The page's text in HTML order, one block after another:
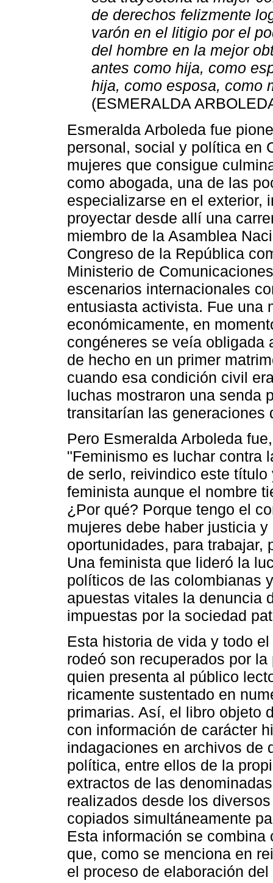
de derechos felizmente
varón en el litigio por el
del hombre en la mejor
antes como hija, como
hija, como esposa, como
(ESMERALDA
Esmeralda Arboleda fue
personal, social y política en
mujeres que consigue
como abogada, una de las
especializarse en el exterior,
proyectar desde allí una
miembro de la Asamblea
Congreso de la República
Ministerio de
escenarios internacionales
entusiasta activista. Fue una
económicamente, en
congéneres se veía obligada
de hecho en un primer
cuando esa condición civil
luchas mostraron una senda
transitarían las generaciones
Pero Esmeralda Arboleda
"Feminismo es luchar contra
de serlo, reivindico este
feminista aunque el nombre
¿Por qué? Porque tengo el
mujeres debe haber justicia
oportunidades, para trabajar,
Una feminista que lideró la
políticos de las colombianas
apuestas vitales la denuncia
impuestas por la sociedad
Esta historia de vida y todo
rodeó son recuperados por
quien presenta al público
ricamente sustentado en
primarias. Así, el libro objeto
con información de carácter
indagaciones en archivos de
política, entre ellos de la
extractos de las
realizados desde los
copiados simultáneamente
Esta información se
que, como se menciona en
el proceso de elaboración del